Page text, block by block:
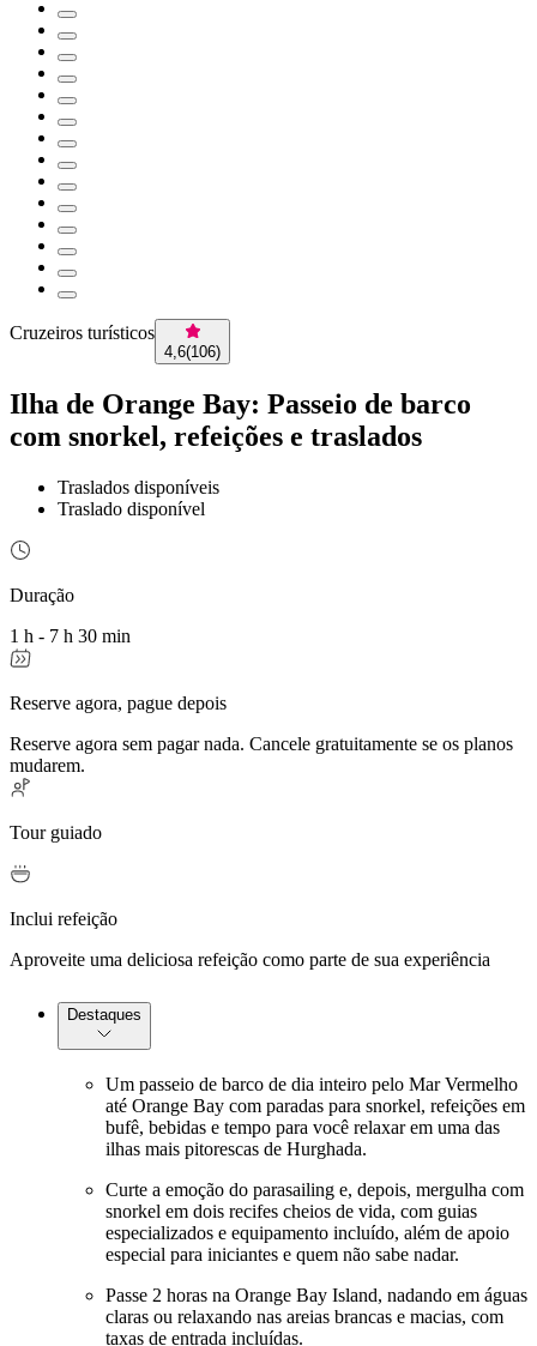
Cruzeiros turísticos
4,6(106)
Ilha de Orange Bay: Passeio de barco
com snorkel, refeições e traslados
Traslados disponíveis
Traslado disponível
Duração
1 h - 7 h 30 min
Reserve agora, pague depois
Reserve agora sem pagar nada. Cancele gratuitamente se os planos
mudarem.
Tour guiado
Inclui refeição
Aproveite uma deliciosa refeição como parte de sua experiência
Destaques
Um passeio de barco de dia inteiro pelo Mar Vermelho
até Orange Bay com paradas para snorkel, refeições em
bufê, bebidas e tempo para você relaxar em uma das
ilhas mais pitorescas de Hurghada.
Curte a emoção do parasailing e, depois, mergulha com
snorkel em dois recifes cheios de vida, com guias
especializados e equipamento incluído, além de apoio
especial para iniciantes e quem não sabe nadar.
Passe 2 horas na Orange Bay Island, nadando em águas
claras ou relaxando nas areias brancas e macias, com
taxas de entrada incluídas.